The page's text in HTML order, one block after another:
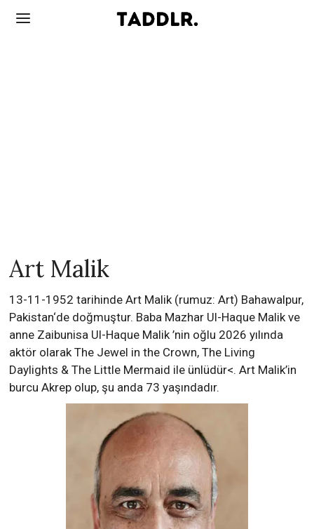
Art Malik
13-11-1952 tarihinde Art Malik (rumuz: Art) Bahawalpur,
Pakistan‘de doğmuştur. Baba Mazhar Ul-Haque Malik ve
anne Zaibunisa Ul-Haque Malik ’nin oğlu 2026 yılında
aktör olarak The Jewel in the Crown, The Living
Daylights & The Little Mermaid ile ünlüdür<. Art Malik’in
burcu Akrep olup, şu anda 73 yaşındadır.